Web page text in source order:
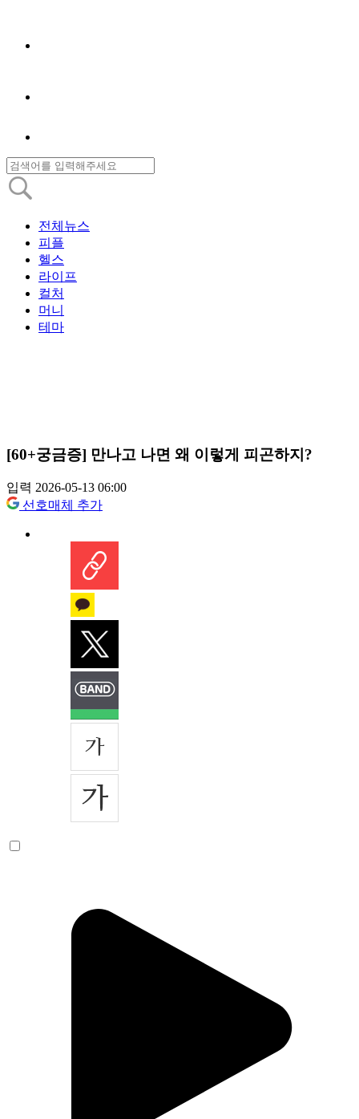
전체뉴스
피플
헬스
라이프
컬처
머니
테마
[60+궁금증] 만나고 나면 왜 이렇게 피곤하지?
입력 2026-05-13 06:00
선호매체 추가